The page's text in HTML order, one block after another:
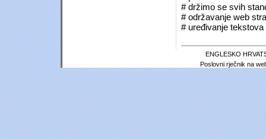
# držimo se svih
# održavanje web
# uređivanje
ENGLESKO
Poslovni rječnik na